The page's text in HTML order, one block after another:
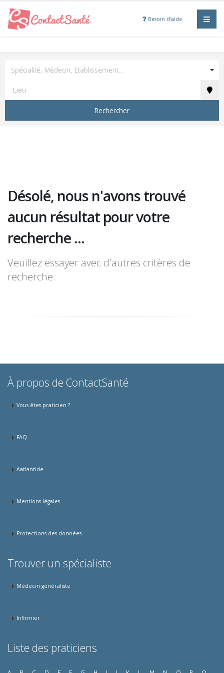
Besoin d'aide
Spécialité, Médecin, Etablissement...
Rechercher
Désolé, nous n'avons trouvé
aucun résultat pour votre
recherche ...
Veuillez essayer avec d'autres critères de
recherche.
À propos de ContactSanté
Vous êtes praticien ?
FAQ
Aatlantide
Mentions légales
Protections des données
Trouver un spécialiste
Médecin généraliste
Infirmier
Liste des praticiens